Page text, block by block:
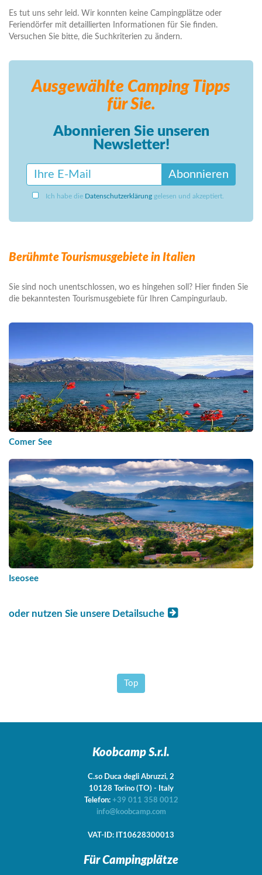
Es tut uns sehr leid. Wir konnten keine Campingplätze oder
Feriendörfer mit detaillierten Informationen für Sie finden.
Versuchen Sie bitte, die Suchkriterien zu ändern.
Ausgewählte Camping Tipps
für Sie.
Abonnieren Sie unseren
Newsletter!
Abonnieren
Ich habe die Datenschutzerklärung gelesen und akzeptiert.
Berühmte Tourismusgebiete in Italien
Sie sind noch unentschlossen, wo es hingehen soll? Hier finden Sie
die bekanntesten Tourismusgebiete für Ihren Campingurlaub.
Comer See
Iseosee
oder nutzen Sie unsere Detailsuche
Top
Koobcamp S.r.l.
C.so Duca degli Abruzzi, 2
10128 Torino (TO) - Italy
Telefon: +39 011 358 0012
info@koobcamp.com
VAT-ID: IT10628300013
Für Campingplätze